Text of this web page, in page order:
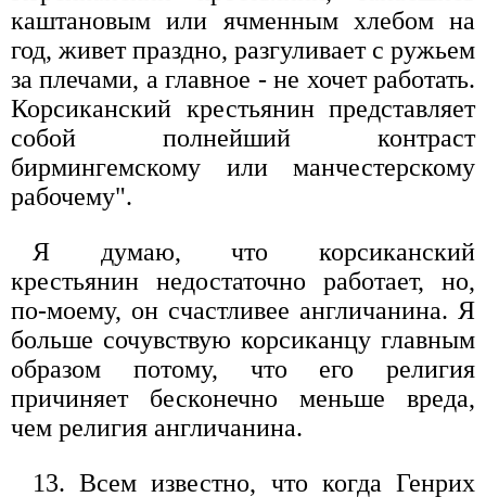
каштановым или ячменным хлебом на
год, живет праздно, разгуливает с ружьем
за плечами, а главное - не хочет работать.
Корсиканский крестьянин представляет
собой полнейший контраст
бирмингемскому или манчестерскому
рабочему".
Я думаю, что корсиканский
крестьянин недостаточно работает, но,
по-моему, он счастливее англичанина. Я
больше сочувствую корсиканцу главным
образом потому, что его религия
причиняет бесконечно меньше вреда,
чем религия англичанина.
13. Всем известно, что когда Генрих